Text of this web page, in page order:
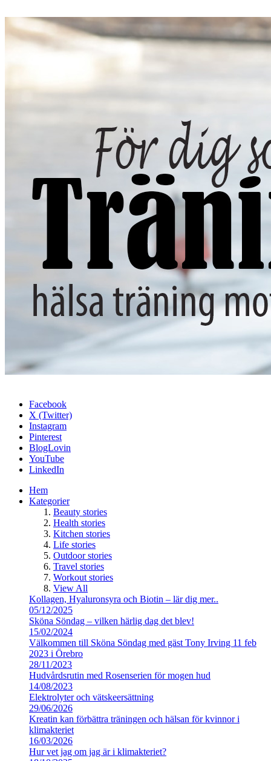
Facebook
X (Twitter)
Instagram
Pinterest
BlogLovin
YouTube
LinkedIn
Hem
Kategorier
Beauty stories
Health stories
Kitchen stories
Life stories
Outdoor stories
Travel stories
Workout stories
View All
Kollagen, Hyaluronsyra och Biotin – lär dig mer..
05/12/2025
Sköna Söndag – vilken härlig dag det blev!
15/02/2024
Välkommen till Sköna Söndag med gäst Tony Irving 11 feb
2023 i Örebro
28/11/2023
Hudvårdsrutin med Rosenserien för mogen hud
14/08/2023
Elektrolyter och vätskeersättning
29/06/2026
Kreatin kan förbättra träningen och hälsan för kvinnor i
klimakteriet
16/03/2026
Hur vet jag om jag är i klimakteriet?